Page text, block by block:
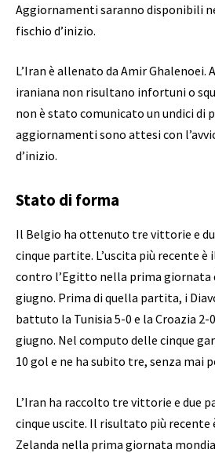
Aggiornamenti saranno disponibili
fischio d’inizio.
L’Iran è allenato da Amir Ghalenoei.
iraniana non risultano infortuni o
non è stato comunicato un undici di
aggiornamenti sono attesi con
d’inizio.
Stato di forma
Il Belgio ha ottenuto tre vittorie e
cinque partite. L’uscita più recente è
contro l’Egitto nella prima giornata
giugno. Prima di quella partita, i
battuto la Tunisia 5-0 e la Croazia 2-
giugno. Nel computo delle cinque
10 gol e ne ha subito tre, senza mai
L’Iran ha raccolto tre vittorie e due
cinque uscite. Il risultato più recente
Zelanda nella prima giornata